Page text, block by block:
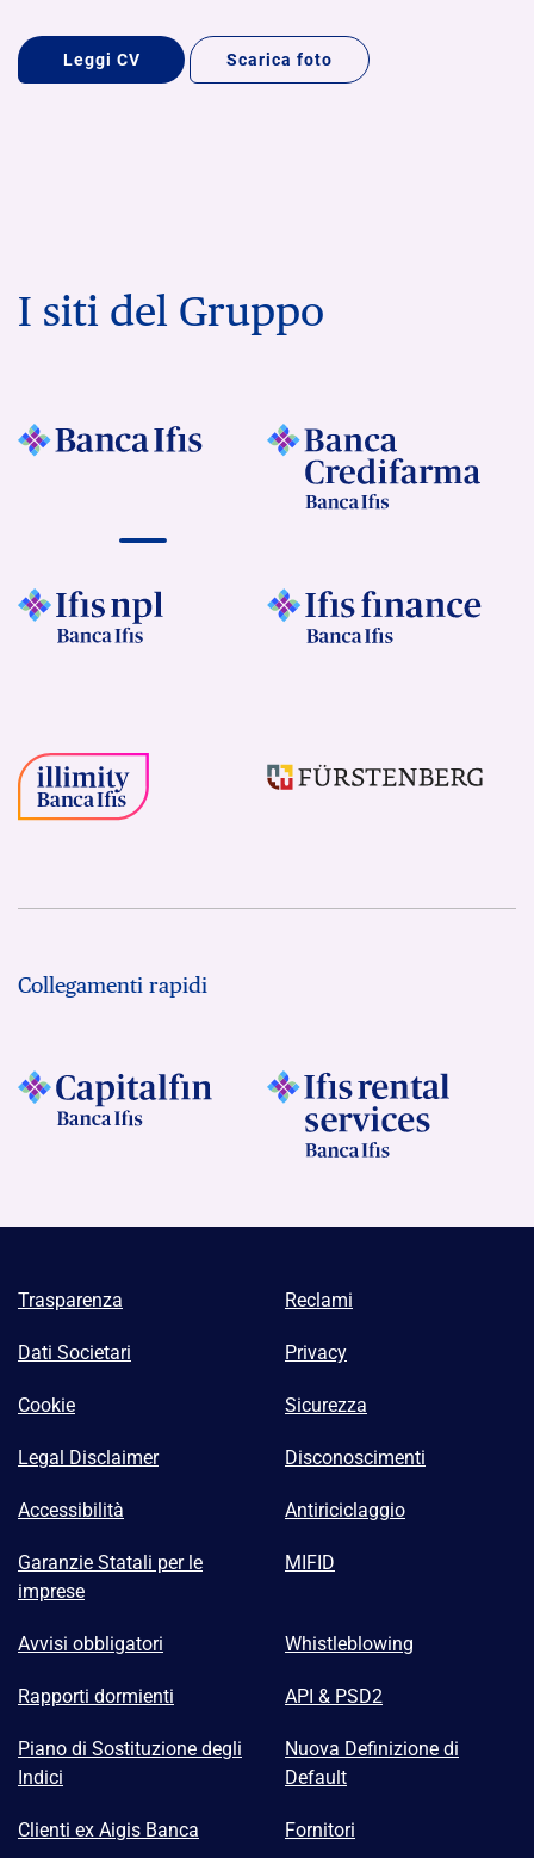
Leggi CV Scarica foto
I siti del Gruppo
Collegamenti rapidi
Trasparenza Reclami
Dati Societari Privacy
Cookie Sicurezza
Legal Disclaimer Disconoscimenti
Accessibilità Antiriciclaggio
Garanzie Statali per le
imprese
MIFID
Avvisi obbligatori Whistleblowing
Rapporti dormienti API & PSD2
Piano di Sostituzione degli
Indici
Nuova Definizione di
Default
Clienti ex Aigis Banca Fornitori